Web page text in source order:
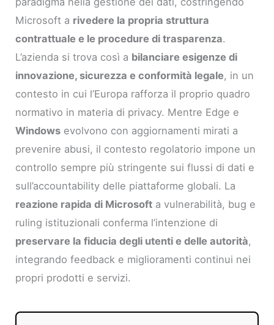
Microsoft a rivedere la propria struttura
contrattuale e le procedure di trasparenza.
L’azienda si trova così a bilanciare esigenze di
innovazione, sicurezza e conformità legale, in un
contesto in cui l’Europa rafforza il proprio quadro
normativo in materia di privacy. Mentre Edge e
Windows evolvono con aggiornamenti mirati a
prevenire abusi, il contesto regolatorio impone un
controllo sempre più stringente sui flussi di dati e
sull’accountability delle piattaforme globali. La
reazione rapida di Microsoft a vulnerabilità, bug e
ruling istituzionali conferma l’intenzione di
preservare la fiducia degli utenti e delle autorità,
integrando feedback e miglioramenti continui nei
propri prodotti e servizi.